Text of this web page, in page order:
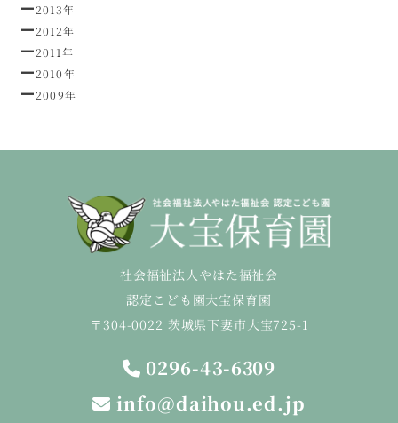
2013年
2012年
2011年
2010年
2009年
社会福祉法人やはた福祉会
認定こども園大宝保育園
〒304-0022 茨城県下妻市大宝725-1
0296-43-6309
info@daihou.ed.jp